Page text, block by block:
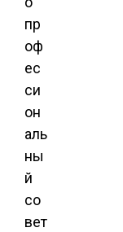
пр
оф
ес
си
он
аль
ны
й
со
вет